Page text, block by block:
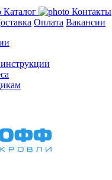
Каталог Контакты
Оплата Вакансии